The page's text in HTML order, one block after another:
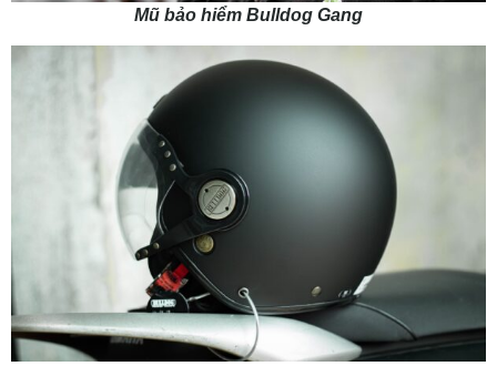
Mũ bảo hiểm Bulldog Gang